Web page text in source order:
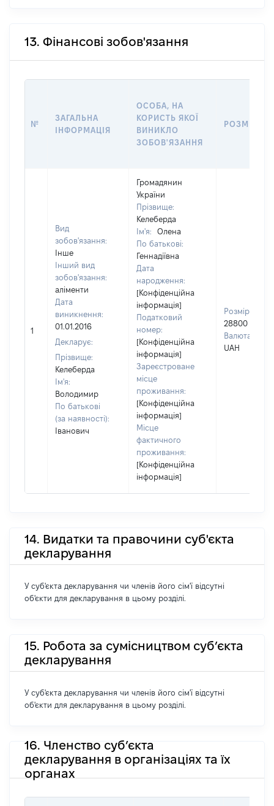
13. Фінансові зобов'язання
№
ЗАГАЛЬНА
ІНФОРМАЦІЯ
ОСОБА, НА
КОРИСТЬ ЯКОЇ
ВИНИКЛО
ЗОБОВ'ЯЗАННЯ
РОЗМІР
1
Вид
зобов'язання:
Інше
Інший вид
зобов'язання:
аліменти
Дата
виникнення:
01.01.2016
Декларує:
Прізвище:
Келеберда
Ім'я:
Володимир
По батькові
(за наявності):
Іванович
Громадянин
України
Прізвище:
Келеберда
Ім'я:
Олена
По батькові:
Геннадіївна
Дата
народження:
[Конфіденційна
інформація]
Податковий
номер:
[Конфіденційна
інформація]
Зареєстроване
місце
проживання:
[Конфіденційна
інформація]
Місце
фактичного
проживання:
[Конфіденційна
інформація]
Розмір:
28800
Валюта:
UAH
14. Видатки та правочини суб'єкта
декларування
У суб'єкта декларування чи членів його сім'ї відсутні
об'єкти для декларування в цьому розділі.
15. Робота за сумісництвом суб’єкта
декларування
У суб'єкта декларування чи членів його сім'ї відсутні
об'єкти для декларування в цьому розділі.
16. Членство суб’єкта
декларування в організаціях та їх
органах